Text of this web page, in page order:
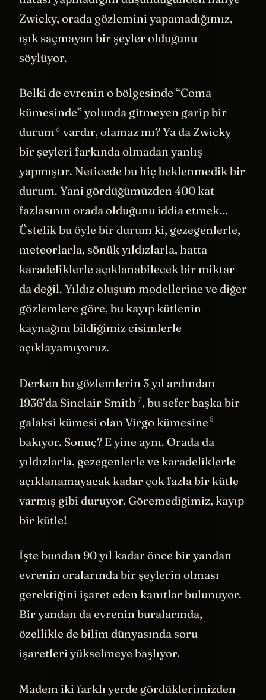
hatası yapmadığını düşündüğünden haliye
Zwicky, orada gözlemini yapamadığımız,
ışık saçmayan bir şeyler olduğunu
söylüyor.
Belki de evrenin o bölgesinde “Coma
kümesinde” yolunda gitmeyen garip bir
durum
vardır, olamaz mı? Ya da Zwicky
bir şeyleri farkında olmadan yanlış
yapmıştır. Neticede bu hiç beklenmedik bir
durum. Yani gördüğümüzden 400 kat
fazlasının orada olduğunu iddia etmek…
Üstelik bu öyle bir durum ki, gezegenlerle,
meteorlarla, sönük yıldızlarla, hatta
karadeliklerle açıklanabilecek bir miktar
da değil. Yıldız oluşum modellerine ve diğer
gözlemlere göre, bu kayıp kütlenin
kaynağını bildiğimiz cisimlerle
açıklayamıyoruz.
Derken bu gözlemlerin 3 yıl ardından
1936’da Sinclair Smith
, bu sefer başka bir
galaksi kümesi olan
Virgo kümesine
bakıyor. Sonuç? E yine aynı. Orada da
yıldızlarla, gezegenlerle ve karadeliklerle
açıklanamayacak kadar çok fazla bir kütle
varmış gibi duruyor. Göremediğimiz, kayıp
bir kütle!
İşte bundan 90 yıl kadar önce bir yandan
evrenin oralarında bir şeylerin olması
gerektiğini işaret eden kanıtlar bulunuyor.
Bir yandan da evrenin buralarında,
özellikle de bilim dünyasında soru
işaretleri yükselmeye başlıyor.